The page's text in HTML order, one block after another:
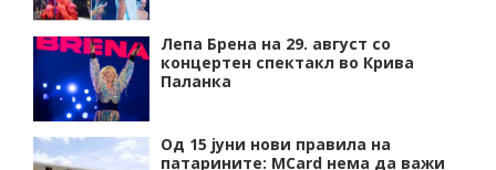
Лепа Брена на 29. август со
концертен спектакл во Крива
Паланка
Од 15 јуни нови правила на
патарините: MCard нема да важи